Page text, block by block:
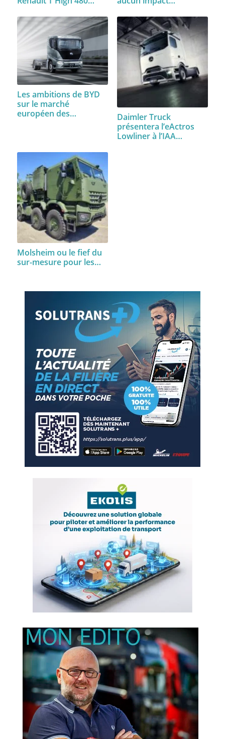
Les ambitions de BYD
sur le marché
européen des…
Daimler Truck
présentera l’eActros
Lowliner à l’IAA…
Molsheim ou le fief du
sur-mesure pour les…